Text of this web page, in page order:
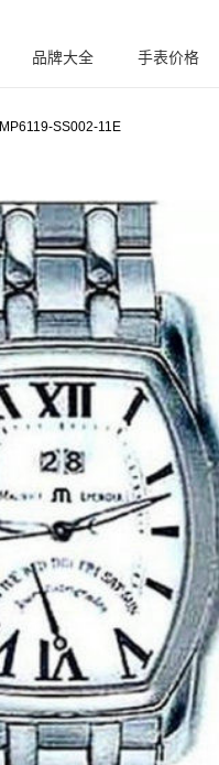
腕
品牌大全 手表价格
MP6119-SS002-11E